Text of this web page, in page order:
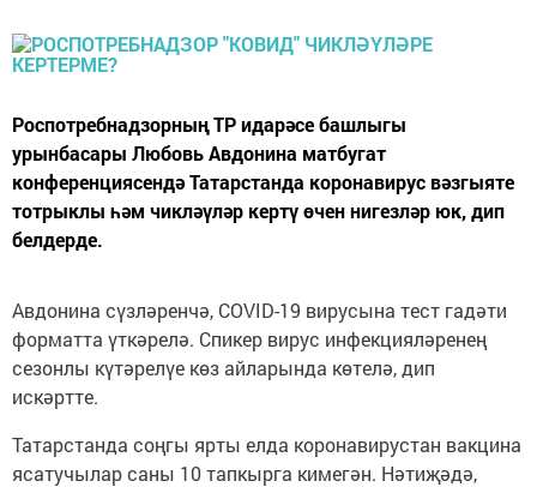
Роспотребнадзорның ТР идарәсе башлыгы
урынбасары Любовь Авдонина матбугат
конференциясендә Татарстанда коронавирус вәзгыяте
тотрыклы һәм чикләүләр кертү өчен нигезләр юк, дип
белдерде.
Авдонина сүзләренчә, COVID-19 вирусына тест гадәти
форматта үткәрелә. Спикер вирус инфекцияләренең
сезонлы күтәрелүе көз айларында көтелә, дип
искәртте.
Татарстанда соңгы ярты елда коронавирустан вакцина
ясатучылар саны 10 тапкырга кимегән. Нәтиҗәдә,